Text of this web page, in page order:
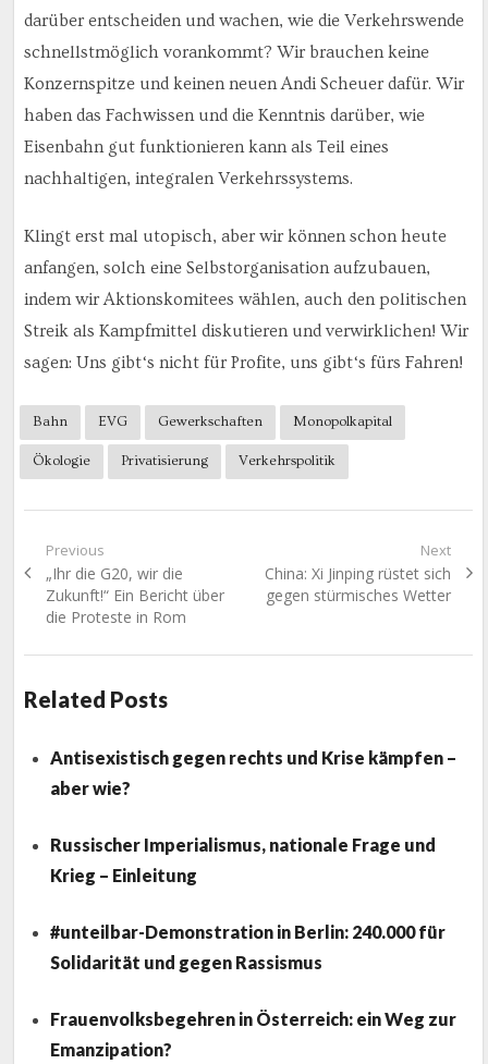
darüber entscheiden und wachen, wie die Verkehrswende
schnellstmöglich vorankommt? Wir brauchen keine
Konzernspitze und keinen neuen Andi Scheuer dafür. Wir
haben das Fachwissen und die Kenntnis darüber, wie
Eisenbahn gut funktionieren kann als Teil eines
nachhaltigen, integralen Verkehrssystems.
Klingt erst mal utopisch, aber wir können schon heute
anfangen, solch eine Selbstorganisation aufzubauen,
indem wir Aktionskomitees wählen, auch den politischen
Streik als Kampfmittel diskutieren und verwirklichen! Wir
sagen: Uns gibt‘s nicht für Profite, uns gibt‘s fürs Fahren!
Bahn EVG Gewerkschaften Monopolkapital
Ökologie Privatisierung Verkehrspolitik
Beitragsnavigation
Previous
Previous
post:
„Ihr die G20, wir die
Zukunft!“ Ein Bericht über
die Proteste in Rom
Next
Next
post:
China: Xi Jinping rüstet sich
gegen stürmisches Wetter
Related Posts
Antisexistisch gegen rechts und Krise kämpfen –
aber wie?
Russischer Imperialismus, nationale Frage und
Krieg – Einleitung
#unteilbar-Demonstration in Berlin: 240.000 für
Solidarität und gegen Rassismus
Frauenvolksbegehren in Österreich: ein Weg zur
Emanzipation?